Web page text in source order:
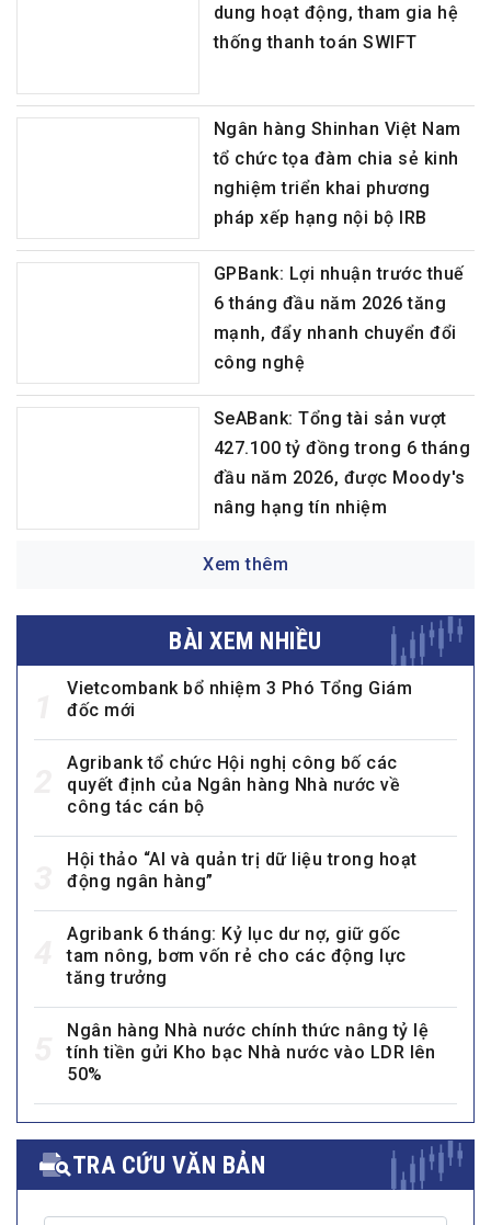
dung hoạt động, tham gia hệ
thống thanh toán SWIFT
Ngân hàng Shinhan Việt Nam
tổ chức tọa đàm chia sẻ kinh
nghiệm triển khai phương
pháp xếp hạng nội bộ IRB
GPBank: Lợi nhuận trước thuế
6 tháng đầu năm 2026 tăng
mạnh, đẩy nhanh chuyển đổi
công nghệ
SeABank: Tổng tài sản vượt
427.100 tỷ đồng trong 6 tháng
đầu năm 2026, được Moody's
nâng hạng tín nhiệm
Xem thêm
BÀI XEM NHIỀU
Vietcombank bổ nhiệm 3 Phó Tổng Giám
đốc mới
Agribank tổ chức Hội nghị công bố các
quyết định của Ngân hàng Nhà nước về
công tác cán bộ
Hội thảo “AI và quản trị dữ liệu trong hoạt
động ngân hàng”
Agribank 6 tháng: Kỷ lục dư nợ, giữ gốc
tam nông, bơm vốn rẻ cho các động lực
tăng trưởng
Ngân hàng Nhà nước chính thức nâng tỷ lệ
tính tiền gửi Kho bạc Nhà nước vào LDR lên
50%
TRA CỨU VĂN BẢN